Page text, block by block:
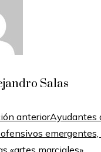
Salas
anteriorAyudantes
emergentes,